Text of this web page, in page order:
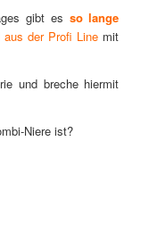
gibt es so lange
aus der Profi Line mit
und breche hiermit
Niere ist?